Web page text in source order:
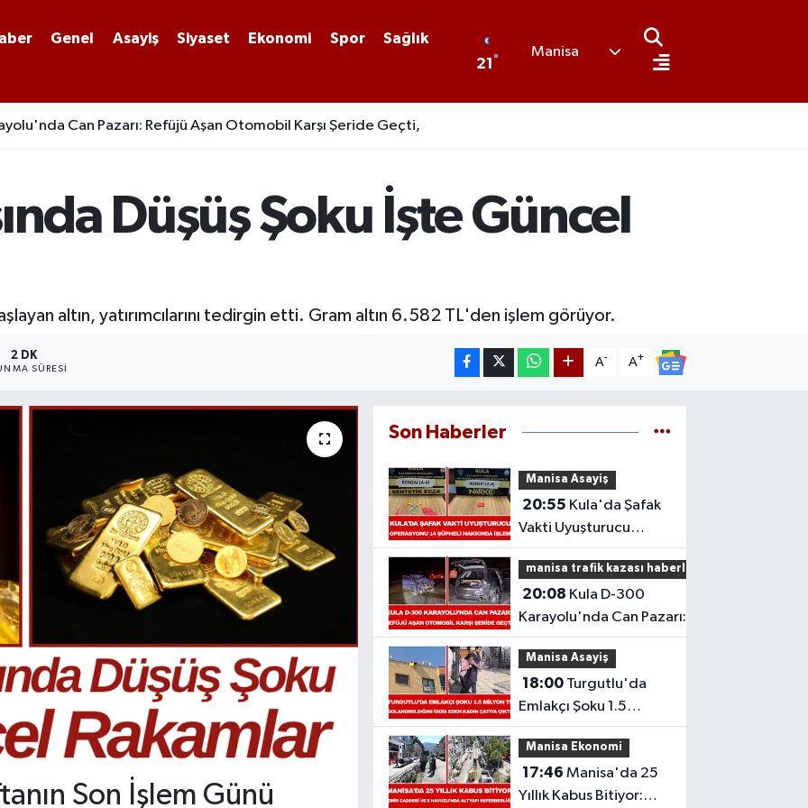
Genel Asayiş Siyaset Ekonomi Spor
Sağlık
21 °
Manisa
Can Pazarı: Refüjü Aşan Otomobil Karşı Şeride Geçti,
Düşüş Şoku İşte Güncel
altın, yatırımcılarını tedirgin etti. Gram altın 6.582 TL'den işlem görüyor.
2 DK
SÜRESI
A- A+
Son İşlem Günü
Son Haberler
Manisa Asayiş
20:55
Vakti Uyuşturucu
Operasyonu: 14
Şüpheli Hakkında
İşlem
manisa trafik kazası haberleri
20:08
Karayolu'nda Can Pazarı:
Refüjü Aşan Otomobil Karşı
Şeride Geçti,
Manisa Asayiş
18:00
Emlakçı Şoku 1.5
Milyon TL
Dolandırıldığını İddia
Eden Kadın Çatıya
Çıktı
Manisa Ekonomi
17:46 Manisa'da 25
Yıllık Kabus Bitiyor: